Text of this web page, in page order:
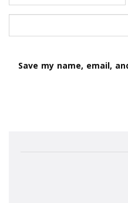
Save my name, email,